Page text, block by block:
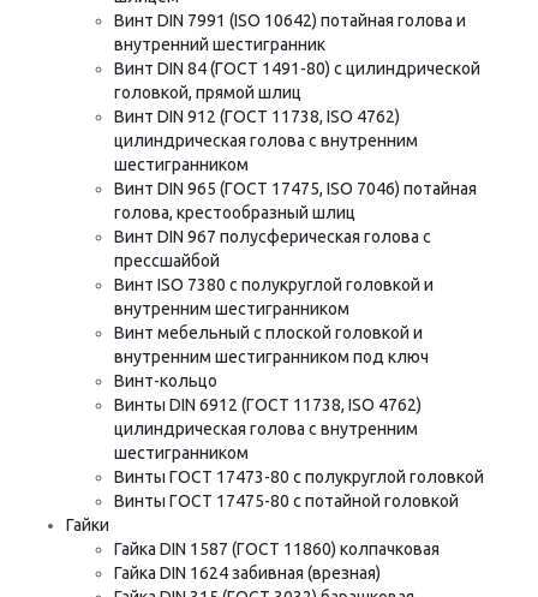
Винт DIN 7991 (ISO 10642) потайная голова и
внутренний шестигранник
Винт DIN 84 (ГОСТ 1491-80) с цилиндрической
головкой, прямой шлиц
Винт DIN 912 (ГОСТ 11738, ISO 4762)
цилиндрическая голова с внутренним
шестигранником
Винт DIN 965 (ГОСТ 17475, ISO 7046) потайная
голова, крестообразный шлиц
Винт DIN 967 полусферическая голова с
прессшайбой
Винт ISO 7380 с полукруглой головкой и
внутренним шестигранником
Винт мебельный с плоской головкой и
внутренним шестигранником под ключ
Винт-кольцо
Винты DIN 6912 (ГОСТ 11738, ISO 4762)
цилиндрическая голова с внутренним
шестигранником
Винты ГОСТ 17473-80 с полукруглой головкой
Винты ГОСТ 17475-80 с потайной головкой
Гайки
Гайка DIN 1587 (ГОСТ 11860) колпачковая
Гайка DIN 1624 забивная (врезная)